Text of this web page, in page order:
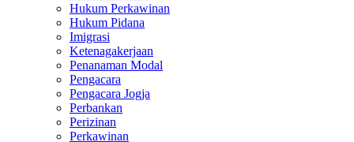
Hukum Perkawinan
Hukum Pidana
Imigrasi
Ketenagakerjaan
Penanaman Modal
Pengacara
Pengacara Jogja
Perbankan
Perizinan
Perkawinan